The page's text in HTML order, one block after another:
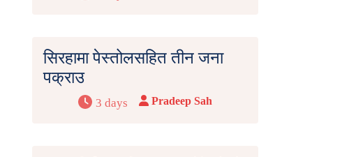
सिरहामा पेस्तोलसहित तीन जना
पक्राउ
3 days Pradeep Sah